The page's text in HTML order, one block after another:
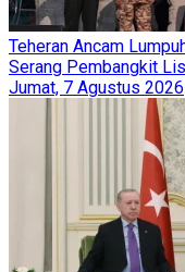
Teheran Ancam
Serang Pembangkit
Jumat, 7 Agustus 2026